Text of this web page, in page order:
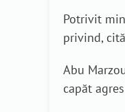
Potrivit
privind,
Abu
capăt